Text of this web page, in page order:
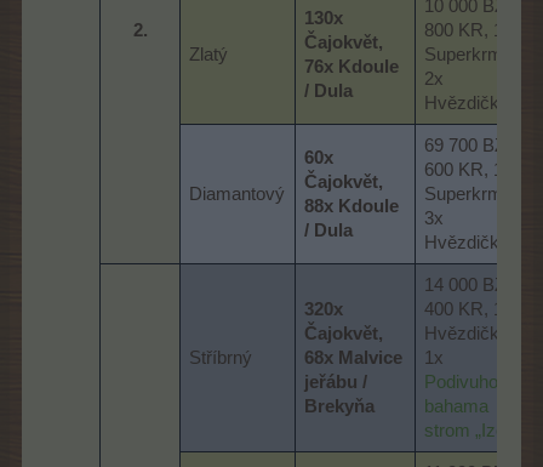
2.​
Zlatý
130x
Čajokvět,
76x Kdoule
/ Dula
10 000 BZ, 3
800 KR, 10x
Superkrmivo,
2x
Hvězdička
Diamantový
60x
Čajokvět,
88x Kdoule
/ Dula
69 700 BZ, 3
600 KR, 12x
Superkrmivo,
3x
Hvězdička
Stříbrný
320x
Čajokvět,
68x Malvice
jeřábu /
Brekyňa
14 000 BZ, 5
400 KR, 1x
Hvězdička,
1x
Podivuhodný
bahama
strom „Izola“